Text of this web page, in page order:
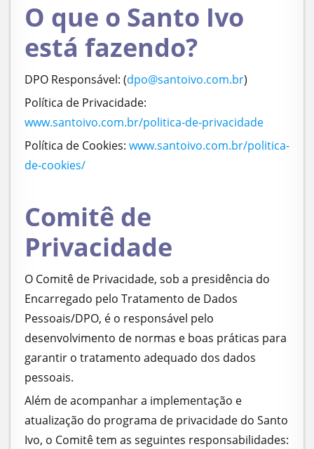
O que o Santo Ivo
está fazendo?
DPO Responsável: (dpo@santoivo.com.br)
Política de Privacidade:
www.santoivo.com.br/politica-de-privacidade
Política de Cookies: www.santoivo.com.br/politica-
de-cookies/
Comitê de
Privacidade
O Comitê de Privacidade, sob a presidência do
Encarregado pelo Tratamento de Dados
Pessoais/DPO, é o responsável pelo
desenvolvimento de normas e boas práticas para
garantir o tratamento adequado dos dados
pessoais.
Além de acompanhar a implementação e
atualização do programa de privacidade do Santo
Ivo, o Comitê tem as seguintes responsabilidades: